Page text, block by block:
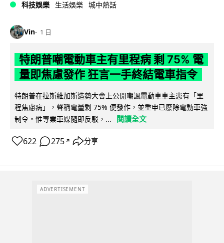
科技娛樂 生活娛樂 城中熱話
Vin 1 日
特朗普嘲電動車主有里程病 剩 75% 電
量即焦慮發作 狂言一手終結電車指令
特朗普在拉斯維加斯造勢大會上公開嘲諷電動車車主患有「里
程焦慮病」，聲稱電量剩 75% 便發作，並重申已廢除電動車強
制令。惟專業車媒隨即反駁，...
閱讀全文
622 275 ↗ 分享
ADVERTISEMENT